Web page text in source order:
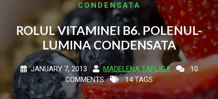
CONDENSATA
ROLUL VITAMINEI B6. POLENUL-
LUMINA CONDENSATA
JANUARY 7, 2013 MADELENA TAPLIGA
10
COMMENTS
14 TAGS